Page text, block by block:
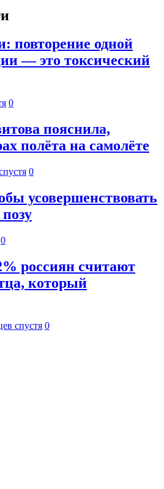
повторение одной
— это токсический
0
пояснила,
полёта на самолёте
0
усовершенствовать
0
россиян считают
который
спустя 0